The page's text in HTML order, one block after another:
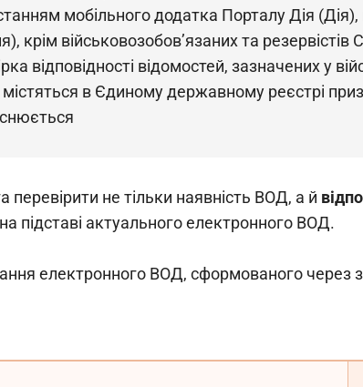
мобільного додатка Порталу Дія (Дія),
крім військовозобов’язаних та резервістів
відповідності відомостей, зазначених у
в Єдиному державному реєстрі
не тільки наявність ВОД, а й
підставі актуального електронного ВОД.
електронного ВОД, сформованого через